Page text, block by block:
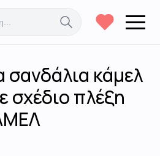
σανδάλια κάμελ
σχέδιο πλέξη